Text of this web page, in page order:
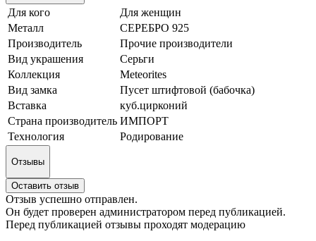
Для кого
Для женщин
Металл
СЕРЕБРО 925
Производитель
Прочие производители
Вид украшения
Серьги
Коллекция
Meteorites
Вид замка
Пусет штифтовой (бабочка)
Вставка
куб.цирконий
Страна производитель ИМПОРТ
Технология
Родирование
Отзывы
Оставить отзыв
Отзыв успешно отправлен.
Он будет проверен администратором перед публикацией.
Перед публикацией отзывы проходят модерацию